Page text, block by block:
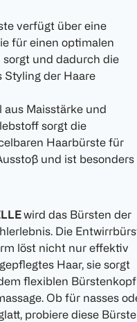
verfügt über eine
für einen optimalen
und dadurch die
Styling der Haare
aus Maisstärke und
sorgt die
Haarbürste für
und ist besonders
wird das Bürsten der
Die
löst nicht nur effektiv
Haar, sie sorgt
flexiblen Bürstenkopf
Ob für nasses
probiere diese Bürste